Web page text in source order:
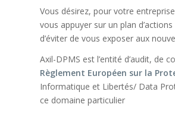
Vous désirez, pour votre
vous appuyer sur un plan
d’éviter de vous exposer aux
Axil-DPMS est l’entité d’audit, de
Règlement Européen sur la
Informatique et Libertés/ Data
ce domaine particulier